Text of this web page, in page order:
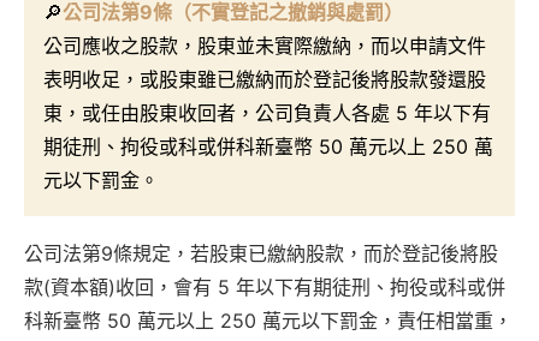
🔎公司法第9條（不實登記之撤銷與處罰）
公司應收之股款，股東並未實際繳納，而以申請文件
表明收足，或股東雖已繳納而於登記後將股款發還股
東，或任由股東收回者，公司負責人各處 5 年以下有
期徒刑、拘役或科或併科新臺幣 50 萬元以上 250 萬
元以下罰金。
公司法第9條規定，若股東已繳納股款，而於登記後將股
款(資本額)收回，會有 5 年以下有期徒刑、拘役或科或併
科新臺幣 50 萬元以上 250 萬元以下罰金，責任相當重，